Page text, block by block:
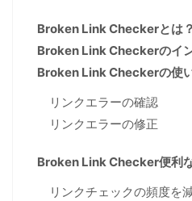
Broken Link Checkerとは？
Broken Link Checkerのイ
Broken Link Checkerの使
リンクエラーの確認
リンクエラーの修正
Broken Link Checker便利
リンクチェックの頻度を